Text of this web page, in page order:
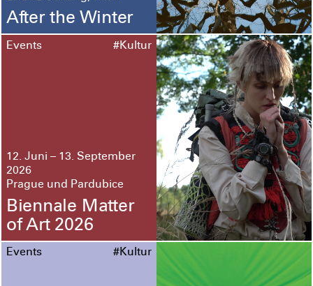
After the Winter
Events #Kultur
12. Juni – 13. September
2026
Prague und Pardubice
Biennale Matter
of Art 2026
Events #Kultur